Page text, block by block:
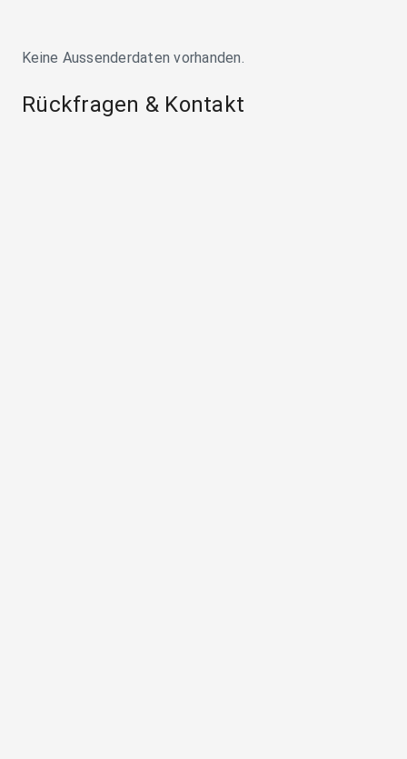
Keine Aussenderdaten vorhanden.
Rückfragen & Kontakt